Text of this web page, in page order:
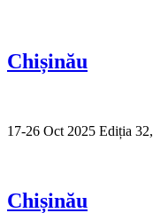
Chișinău
17-26 Oct 2025 Ediția 32,
Chișinău